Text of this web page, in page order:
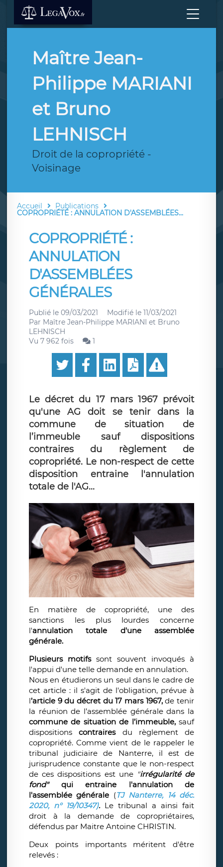
Maître Jean-
Philippe MARIANI
et Bruno
LEHNISCH
Droit de la copropriété -
Voisinage
Accueil Publications
COPROPRIÉTÉ : ANNULATION D'ASSEMBLÉES...
COPROPRIÉTÉ :
ANNULATION
D'ASSEMBLÉES
GÉNÉRALES
Publié le 09/03/2021 Modifié le 11/03/2021
Par Maître Jean-Philippe MARIANI et Bruno
LEHNISCH
Vu 7 962 fois
1
Le décret du 17 mars 1967 prévoit
qu'une AG doit se tenir dans la
commune de situation de
l’immeuble sauf dispositions
contraires du règlement de
copropriété. Le non-respect de cette
disposition entraine l'annulation
totale de l'AG...
En matière de copropriété, une des
sanctions les plus lourdes concerne
l'annulation totale d'une assemblée
générale.
Plusieurs motifssont souvent invoqués à
l'appui d'une telle demande en annulation.
Nous en étudierons un seul dans le cadre de
cet article : il s'agit de l'obligation, prévue à
l’article 9 du décret du 17 mars 1967,de tenir
la réunion de l’assemblée générale dans la
commune de situation de l’immeuble,sauf
dispositionscontrairesdu règlement de
copropriété. Comme vient de le rappeler le
tribunal judiciaire de Nanterre, il est de
jurisprudence constante que le non-respect
de ces dispositions est une "irrégularité de
fond"qui entraine l'annulation de
l'assemblée générale (TJ Nanterre, 14 déc.
2020, n° 19/10347). Le tribunal a ainsi fait
droit à la demande de copropriétaires,
défendus par Maitre Antoine CHRISTIN.
Deux points importants méritent d'être
relevés :